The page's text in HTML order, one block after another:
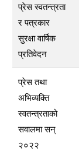
प्रेस स्वतन्त्रता
र पत्रकार
सुरक्षा वार्षिक
प्रतिवेदन
प्रेस तथा
अभिव्यक्ति
स्वतन्त्रताको
सवालमा सन्
२०२२